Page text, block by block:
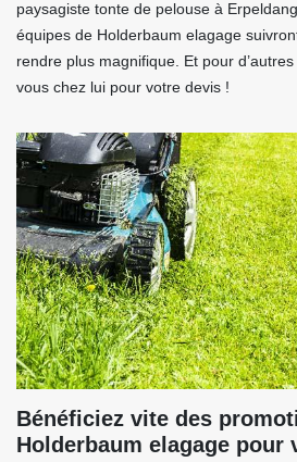
paysagiste tonte de pelouse à
équipes de Holderbaum elagage
rendre plus magnifique. Et pour
vous chez lui pour votre devis !
Bénéficiez vite des
Holderbaum elagage pour